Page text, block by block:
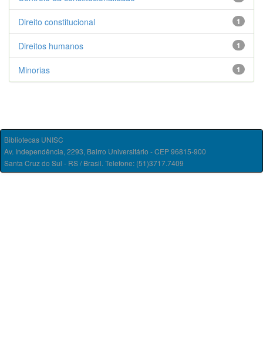
1
Direito constitucional
1
Direitos humanos
1
Minorias
Bibliotecas UNISC
Av. Independência, 2293, Bairro Universitário - CEP 96815-900
Santa Cruz do Sul - RS / Brasil. Telefone: (51)3717.7409